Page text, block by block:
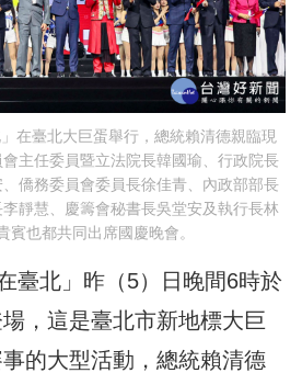
在臺北大巨蛋舉行，總統賴清德親臨現
主任委員暨立法院長韓國瑜、行政院長
僑務委員會委員長徐佳青、內政部部長
靜慧、慶籌會秘書長吳堂安及執行長林
賓也都共同出席國慶晚會。
臺北」昨（5）日晚間6時於
，這是臺北市新地標大巨
的大型活動，總統賴清德